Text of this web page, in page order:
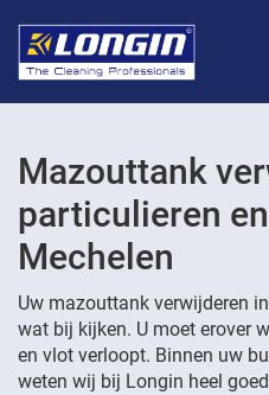
Mazouttank
particulieren
Mechelen
Uw mazouttank verwijderen
wat bij kijken. U moet erover
en vlot verloopt. Binnen uw
weten wij bij Longin heel